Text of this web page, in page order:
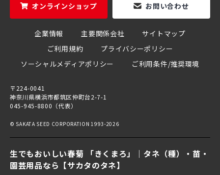
生でもおいしい春菊 「きくまろ」｜タネ（種）・苗・
園芸用品なら【サカタのタネ】
オンラインショップ お問い合わせ
企業情報 主要関係会社
サイトマップ
ご利用規約
プライバシーポリシー
ソーシャルメディアポリシー
ご利用条件/推奨環境
〒224-0041
神奈川県横浜市都筑区仲町台2-7-1
045-945-8800（代表）
© SAKATA SEED CORPORATION 1993-2026